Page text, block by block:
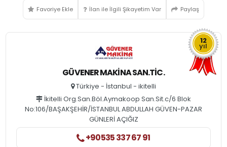
Favoriye Ekle İlan ile İlgili Şikayetim Var Paylaş
12
yıl
GÜVENER MAKINA SAN.TIC.
Türkiye - İstanbul - ikitelli
İkitelli Org.San.Böl.Aymakoop San.Sit.c/6 Blok
No:106/BAŞAKŞEHİR/İSTANBUL ABDULLAH GÜVEN-PAZAR
GÜNLERİ AÇIĞIZ
+90535 337 67 91